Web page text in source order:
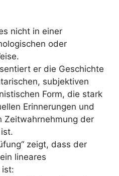
nicht in einer
oder
er die Geschichte
subjektiven
Form, die stark
Erinnerungen und
Zeitwahrnehmung der
zeigt, dass der
lineares
ist: